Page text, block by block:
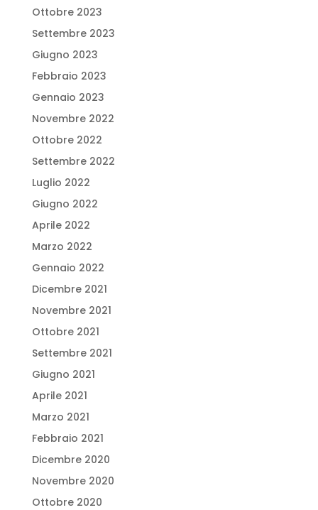
Ottobre 2023
Settembre 2023
Giugno 2023
Febbraio 2023
Gennaio 2023
Novembre 2022
Ottobre 2022
Settembre 2022
Luglio 2022
Giugno 2022
Aprile 2022
Marzo 2022
Gennaio 2022
Dicembre 2021
Novembre 2021
Ottobre 2021
Settembre 2021
Giugno 2021
Aprile 2021
Marzo 2021
Febbraio 2021
Dicembre 2020
Novembre 2020
Ottobre 2020